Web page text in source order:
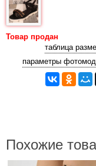
Товар продан
таблица
параметры
Похожие